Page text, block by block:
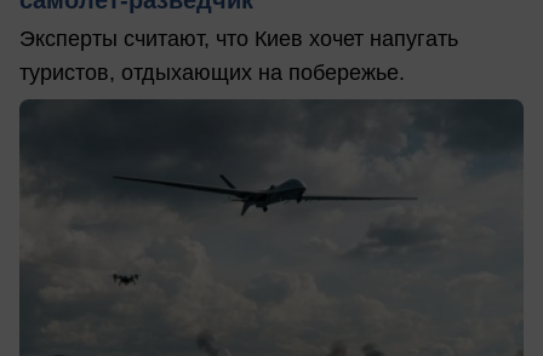
Эксперты считают, что Киев хочет напугать
туристов, отдыхающих на побережье.